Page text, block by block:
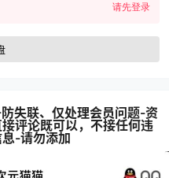
请先登录
失联、仅处理会员问题-资
评论既可以，不接任何违
-请勿添加